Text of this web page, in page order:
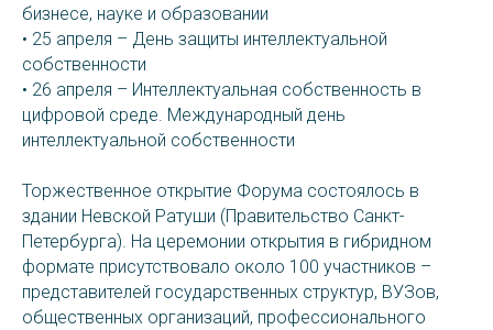
бизнесе, науке и образовании
• 25 апреля – День защиты интеллектуальной
собственности
• 26 апреля – Интеллектуальная собственность в
цифровой среде. Международный день
интеллектуальной собственности
Торжественное открытие Форума состоялось в
здании Невской Ратуши (Правительство Санкт-
Петербурга). На церемонии открытия в гибридном
формате присутствовало около 100 участников –
представителей государственных структур, ВУЗов,
общественных организаций, профессионального